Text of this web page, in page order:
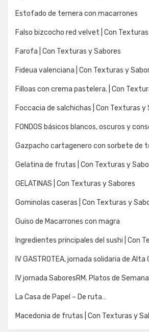
Estofado de ternera con macarrones
Falso bizcocho red velvet | Con
Farofa | Con Texturas y Sabores
Fideua valenciana | Con Texturas y
Filloas con crema pastelera. | Con
Foccacia de salchichas | Con Texturas y
FONDOS básicos blancos, oscuros y
Gazpacho cartagenero con sorbete de
Gelatina de frutas | Con Texturas y
GELATINAS | Con Texturas y Sabores
Gominolas caseras | Con Texturas y
Guiso de Macarrones con magra
Ingredientes principales del sushi | Con
IV GASTROTEA, jornada solidaria de Alta
IV jornada SaboresRM. Platos de
La Casa de Papel – De ruta…
Macedonia de frutas | Con Texturas y